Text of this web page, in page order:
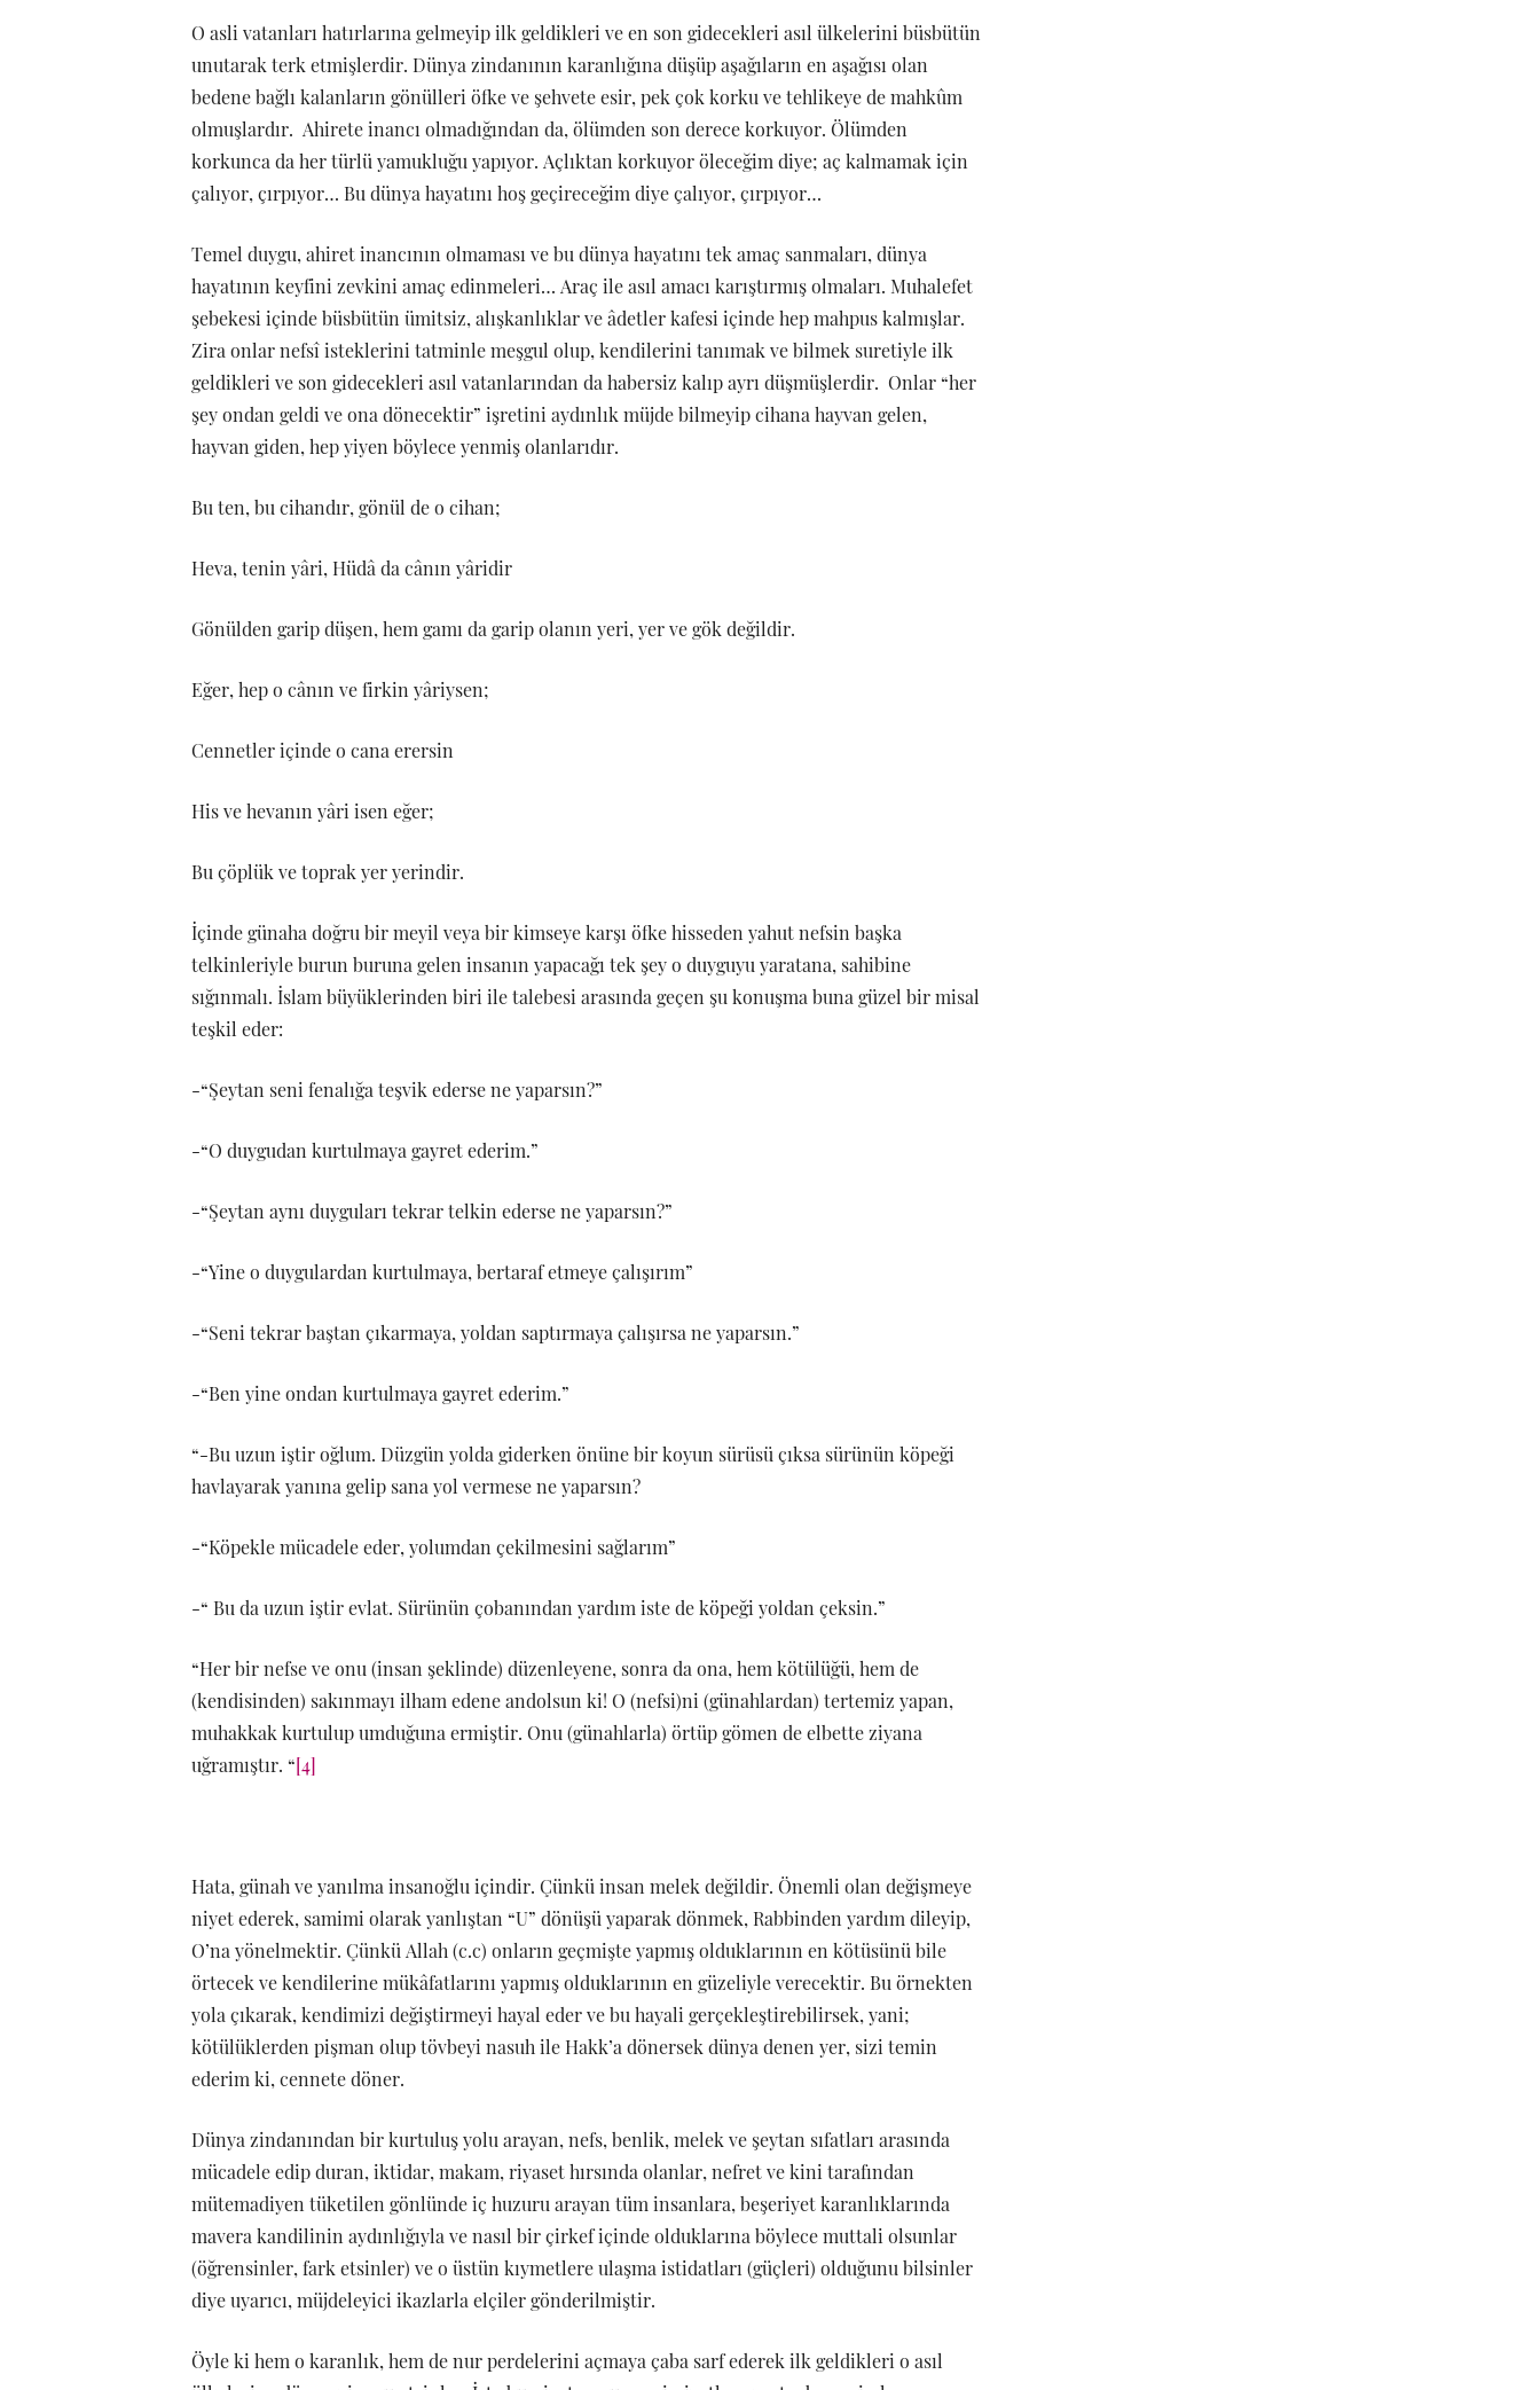
O asli vatanları hatırlarına gelmeyip ilk geldikleri ve en son gidecekleri asıl ülkelerini büsbütün
unutarak terk etmişlerdir. Dünya zindanının karanlığına düşüp aşağıların en aşağısı olan
bedene bağlı kalanların gönülleri öfke ve şehvete esir, pek çok korku ve tehlikeye de mahkûm
olmuşlardır. Ahirete inancı olmadığından da, ölümden son derece korkuyor. Ölümden
korkunca da her türlü yamukluğu yapıyor. Açlıktan korkuyor öleceğim diye; aç kalmamak için
çalıyor, çırpıyor… Bu dünya hayatını hoş geçireceğim diye çalıyor, çırpıyor…
Temel duygu, ahiret inancının olmaması ve bu dünya hayatını tek amaç sanmaları, dünya
hayatının keyfini zevkini amaç edinmeleri… Araç ile asıl amacı karıştırmış olmaları. Muhalefet
şebekesi içinde büsbütün ümitsiz, alışkanlıklar ve âdetler kafesi içinde hep mahpus kalmışlar.
Zira onlar nefsî isteklerini tatminle meşgul olup, kendilerini tanımak ve bilmek suretiyle ilk
geldikleri ve son gidecekleri asıl vatanlarından da habersiz kalıp ayrı düşmüşlerdir. Onlar “her
şey ondan geldi ve ona dönecektir” işretini aydınlık müjde bilmeyip cihana hayvan gelen,
hayvan giden, hep yiyen böylece yenmiş olanlarıdır.
Bu ten, bu cihandır, gönül de o cihan;
Heva, tenin yâri, Hüdâ da cânın yâridir
Gönülden garip düşen, hem gamı da garip olanın yeri, yer ve gök değildir.
Eğer, hep o cânın ve firkin yâriysen;
Cennetler içinde o cana erersin
His ve hevanın yâri isen eğer;
Bu çöplük ve toprak yer yerindir.
İçinde günaha doğru bir meyil veya bir kimseye karşı öfke hisseden yahut nefsin başka
telkinleriyle burun buruna gelen insanın yapacağı tek şey o duyguyu yaratana, sahibine
sığınmalı. İslam büyüklerinden biri ile talebesi arasında geçen şu konuşma buna güzel bir misal
teşkil eder:
-“Şeytan seni fenalığa teşvik ederse ne yaparsın?”
-“O duygudan kurtulmaya gayret ederim.”
-“Şeytan aynı duyguları tekrar telkin ederse ne yaparsın?”
-“Yine o duygulardan kurtulmaya, bertaraf etmeye çalışırım”
-“Seni tekrar baştan çıkarmaya, yoldan saptırmaya çalışırsa ne yaparsın.”
-“Ben yine ondan kurtulmaya gayret ederim.”
“-Bu uzun iştir oğlum. Düzgün yolda giderken önüne bir koyun sürüsü çıksa sürünün köpeği
havlayarak yanına gelip sana yol vermese ne yaparsın?
-“Köpekle mücadele eder, yolumdan çekilmesini sağlarım”
-“ Bu da uzun iştir evlat. Sürünün çobanından yardım iste de köpeği yoldan çeksin.”
“Her bir nefse ve onu (insan şeklinde) düzenleyene, sonra da ona, hem kötülüğü, hem de
(kendisinden) sakınmayı ilham edene andolsun ki! O (nefsi)ni (günahlardan) tertemiz yapan,
muhakkak kurtulup umduğuna ermiştir. Onu (günahlarla) örtüp gömen de elbette ziyana
uğramıştır. “[4]
Hata, günah ve yanılma insanoğlu içindir. Çünkü insan melek değildir. Önemli olan değişmeye
niyet ederek, samimi olarak yanlıştan “U” dönüşü yaparak dönmek, Rabbinden yardım dileyip,
O’na yönelmektir. Çünkü Allah (c.c) onların geçmişte yapmış olduklarının en kötüsünü bile
örtecek ve kendilerine mükâfatlarını yapmış olduklarının en güzeliyle verecektir. Bu örnekten
yola çıkarak, kendimizi değiştirmeyi hayal eder ve bu hayali gerçekleştirebilirsek, yani;
kötülüklerden pişman olup tövbeyi nasuh ile Hakk’a dönersek dünya denen yer, sizi temin
ederim ki, cennete döner.
Dünya zindanından bir kurtuluş yolu arayan, nefs, benlik, melek ve şeytan sıfatları arasında
mücadele edip duran, iktidar, makam, riyaset hırsında olanlar, nefret ve kini tarafından
mütemadiyen tüketilen gönlünde iç huzuru arayan tüm insanlara, beşeriyet karanlıklarında
mavera kandilinin aydınlığıyla ve nasıl bir çirkef içinde olduklarına böylece muttali olsunlar
(öğrensinler, fark etsinler) ve o üstün kıymetlere ulaşma istidatları (güçleri) olduğunu bilsinler
diye uyarıcı, müjdeleyici ikazlarla elçiler gönderilmiştir.
Öyle ki hem o karanlık, hem de nur perdelerini açmaya çaba sarf ederek ilk geldikleri o asıl